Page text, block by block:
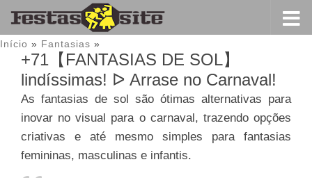
Início » Fantasias »
+71【FANTASIAS DE SOL】
lindíssimas! ᐅ Arrase no Carnaval!
As fantasias de sol são ótimas alternativas para
inovar no visual para o carnaval, trazendo opções
criativas e até mesmo simples para fantasias
femininas, masculinas e infantis.